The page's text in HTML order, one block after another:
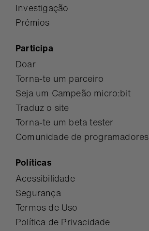
Investigação
Prémios
Participa
Doar
Torna-te um parceiro
Seja um Campeão micro:bit
Traduz o site
Torna-te um beta tester
Comunidade de programadores
Políticas
Acessibilidade
Segurança
Termos de Uso
Política de Privacidade